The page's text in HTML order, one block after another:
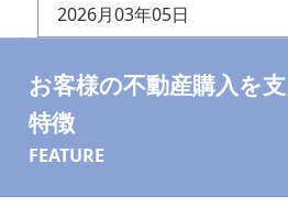
2026月03年05日
お客様の不動産購入を
特徴
FEATURE